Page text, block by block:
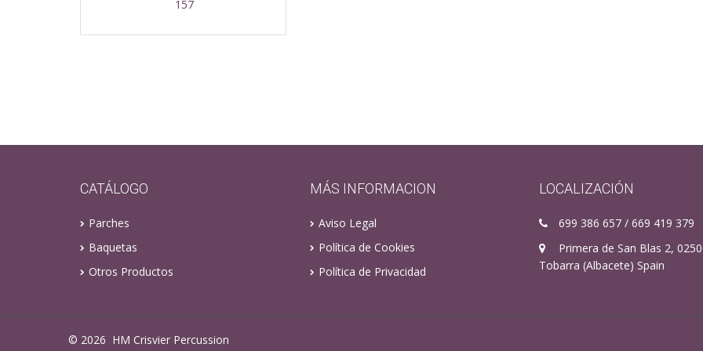
157
CATÁLOGO
Parches
Baquetas
Otros Productos
MÁS INFORMACION
Aviso Legal
Política de Cookies
Política de Privacidad
LOCALIZACIÓN
699 386 657 / 669 419 379
Primera de San Blas 2,
Tobarra (Albacete) Spain
© 2026 HM Crisvier Percussion